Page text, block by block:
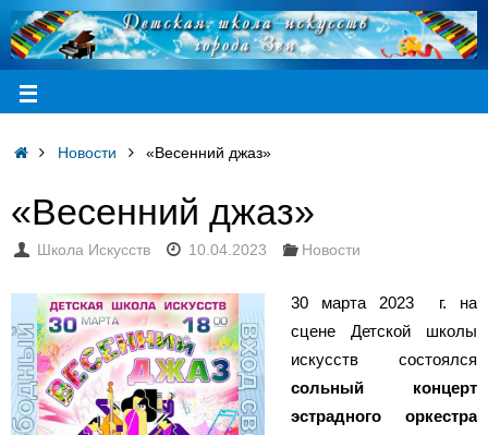
Новости «Весенний джаз»
«Весенний джаз»
Школа Искусств 10.04.2023 Новости
30 марта 2023 г. на
сцене Детской школы
искусств состоялся
сольный концерт
эстрадного оркестра